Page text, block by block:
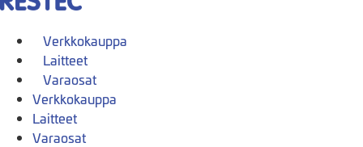
Verkkokauppa
Laitteet
Varaosat
Verkkokauppa
Laitteet
Varaosat